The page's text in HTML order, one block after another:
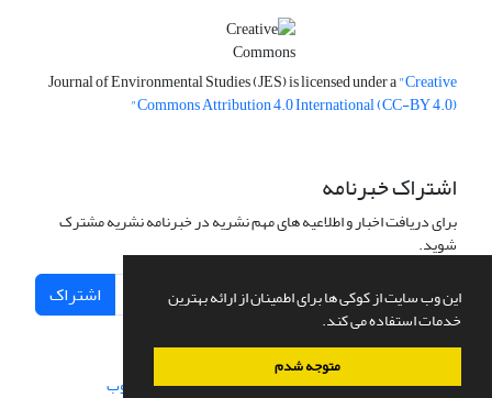
این وب سایت از کوکی ها برای اطمینان از ارائه بهترین
خدمات استفاده می کند.
متوجه شدم
Journal of Environmental Studies (JES) is licensed under a"Creative
Commons Attribution 4.0 International (CC-BY 4.0)"
اشتراک خبرنامه
برای دریافت اخبار و اطلاعیه های مهم نشریه در خبرنامه نشریه مشترک
شوید.
اشتراک
سامانه مدیریت نشریات علمی.طراحی و پیاده سازی از سیناوب